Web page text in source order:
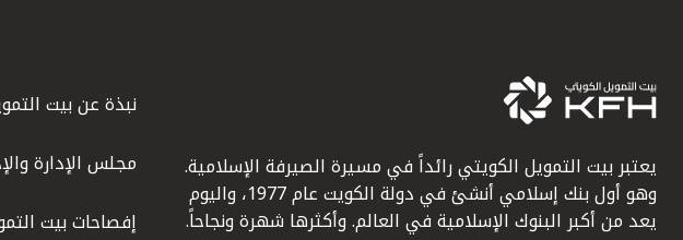
يعتبر بيت التمويل الكويتي رائداً في مسيرة الصيرفة الإسلامية.
وهو أول بنك إسلامي أنشئ في دولة الكويت عام 1977، واليوم
يعد من أكبر البنوك الإسلامية في العالم. وأكثرها شهرة ونجاحاً.
نبذة عن بيت
مجلس الإدارة
إفصاحات بيت